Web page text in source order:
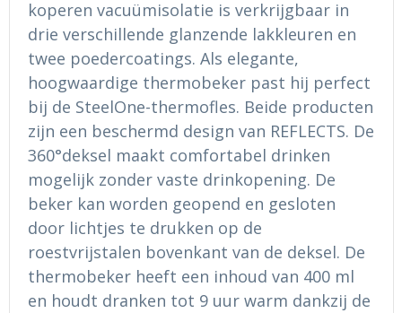
Ondergoed en Sokken
Regenkleding
Gereedschap
Schoenen
Hoofdbescherming
Gehoorbescherming
Ademhalingsbescherming
Sokken en Nachtkleding
Regenkleding
Schoenen
Gilets
koperen vacuümisolatie is verkrijgbaar in
drie verschillende glanzende lakkleuren en
twee poedercoatings. Als elegante,
hoogwaardige thermobeker past hij perfect
bij de SteelOne-thermofles. Beide producten
zijn een beschermd design van REFLECTS. De
360°deksel maakt comfortabel drinken
mogelijk zonder vaste drinkopening. De
beker kan worden geopend en gesloten
door lichtjes te drukken op de
roestvrijstalen bovenkant van de deksel. De
thermobeker heeft een inhoud van 400 ml
en houdt dranken tot 9 uur warm dankzij de